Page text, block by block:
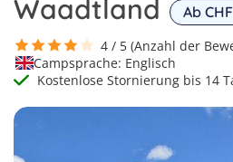
Lerncamps
Aargau
Basel
SPRACHFERIEN
Sprachreisen
Englisch Sprachferien England
JUGENDREISEN
Waadtland
Ab
4 / 5 (Anzahl der
Campsprache: Englisch
Kostenlose Stornierung bis 14